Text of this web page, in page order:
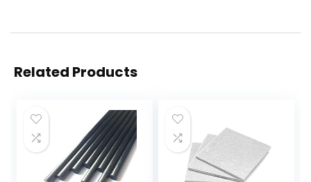
Related Products